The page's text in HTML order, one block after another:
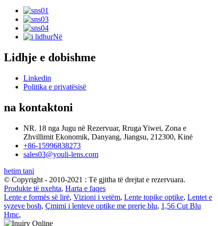
Lidhje e dobishme
Linkedin
Politika e privatësisë
na kontaktoni
NR. 18 nga Jugu në Rezervuar, Rruga Yiwei, Zona e
Zhvillimit Ekonomik, Danyang, Jiangsu, 212300, Kinë
+86-15996838273
sales03@youli-lens.com
hetim tani
© Copyright - 2010-2021 : Të gjitha të drejtat e rezervuara.
Produkte të nxehta, Harta e faqes
Lente e formës së lirë, Vizioni i vetëm, Lente topike optike, Lentet e
syzeve bosh, Çmimi i lenteve optike me prerje blu, 1,56 Cut Blu
Hmc,